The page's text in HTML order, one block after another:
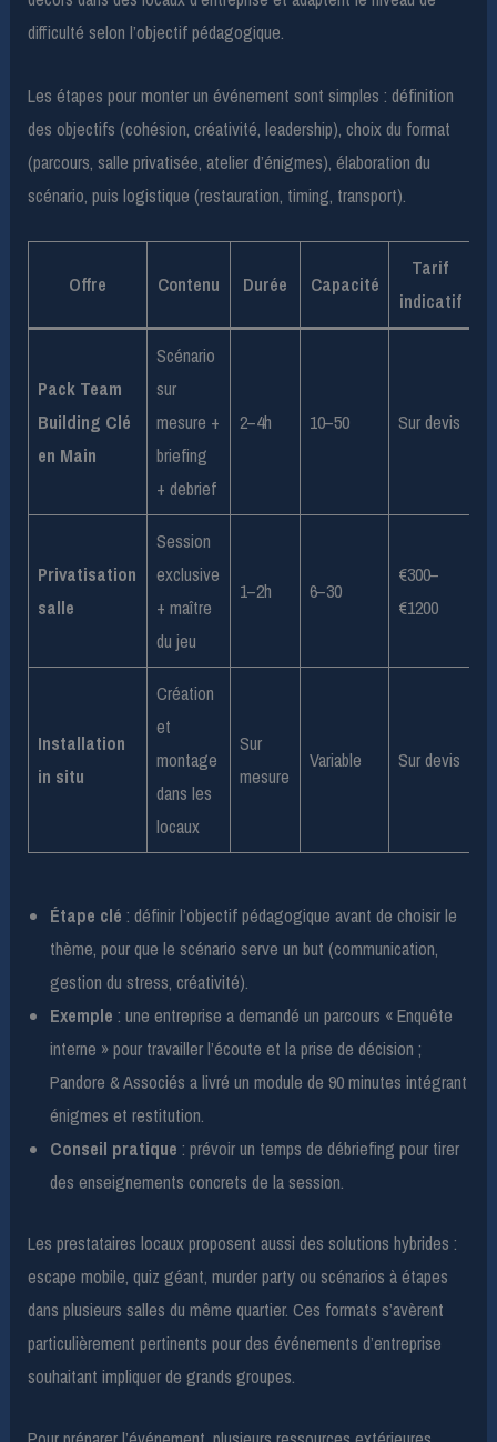
difficulté selon l’objectif pédagogique.
Les étapes pour monter un événement sont simples : définition
des objectifs (cohésion, créativité, leadership), choix du format
(parcours, salle privatisée, atelier d’énigmes), élaboration du
scénario, puis logistique (restauration, timing, transport).
Offre Contenu Durée Capacité
Tarif
indicatif
Pack Team
Building Clé
en Main
Scénario
sur
mesure +
briefing
+ debrief
2–4h 10–50 Sur devis
Privatisation
salle
Session
exclusive
+ maître
du jeu
1–2h 6–30
€300–
€1200
Installation
in situ
Création
et
montage
dans les
locaux
Sur
mesure
Variable Sur devis
Étape clé : définir l’objectif pédagogique avant de choisir le
thème, pour que le scénario serve un but (communication,
gestion du stress, créativité).
Exemple : une entreprise a demandé un parcours « Enquête
interne » pour travailler l’écoute et la prise de décision ;
Pandore & Associés a livré un module de 90 minutes intégrant
énigmes et restitution.
Conseil pratique : prévoir un temps de débriefing pour tirer
des enseignements concrets de la session.
Les prestataires locaux proposent aussi des solutions hybrides :
escape mobile, quiz géant, murder party ou scénarios à étapes
dans plusieurs salles du même quartier. Ces formats s’avèrent
particulièrement pertinents pour des événements d’entreprise
souhaitant impliquer de grands groupes.